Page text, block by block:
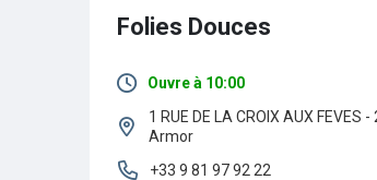
Folies Douces
Ouvre à 10:00
Lundi : 14h00 - 18h00
Mardi : Fermé
1 RUE DE LA CROIX AUX FEVES
Armor
+33 9 81 97 92 22